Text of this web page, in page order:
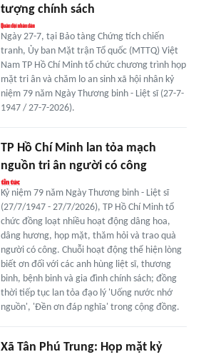
tượng chính sách
Ngày 27-7, tại Bảo tàng Chứng tích chiến
tranh, Ủy ban Mặt trận Tổ quốc (MTTQ) Việt
Nam TP Hồ Chí Minh tổ chức chương trình họp
mặt tri ân và chăm lo an sinh xã hội nhân kỷ
niệm 79 năm Ngày Thương binh - Liệt sĩ (27-7-
1947 / 27-7-2026).
TP Hồ Chí Minh lan tỏa mạch
nguồn tri ân người có công
Kỷ niệm 79 năm Ngày Thương binh - Liệt sĩ
(27/7/1947 - 27/7/2026), TP Hồ Chí Minh tổ
chức đồng loạt nhiều hoạt động dâng hoa,
dâng hương, họp mặt, thăm hỏi và trao quà
người có công. Chuỗi hoạt động thể hiện lòng
biết ơn đối với các anh hùng liệt sĩ, thương
binh, bệnh binh và gia đình chính sách; đồng
thời tiếp tục lan tỏa đạo lý 'Uống nước nhớ
nguồn', 'Đền ơn đáp nghĩa' trong cộng đồng.
Xã Tân Phú Trung: Họp mặt kỷ